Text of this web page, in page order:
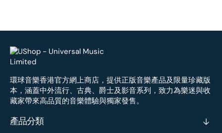
環球音樂香港官方網上商店，提供正版音樂產品及限量珍藏版
本，涵蓋中外流行、古典、爵士及影音系列，致力為樂迷與收
藏家帶來高品質的音樂體驗與獨家發售。
產品分類